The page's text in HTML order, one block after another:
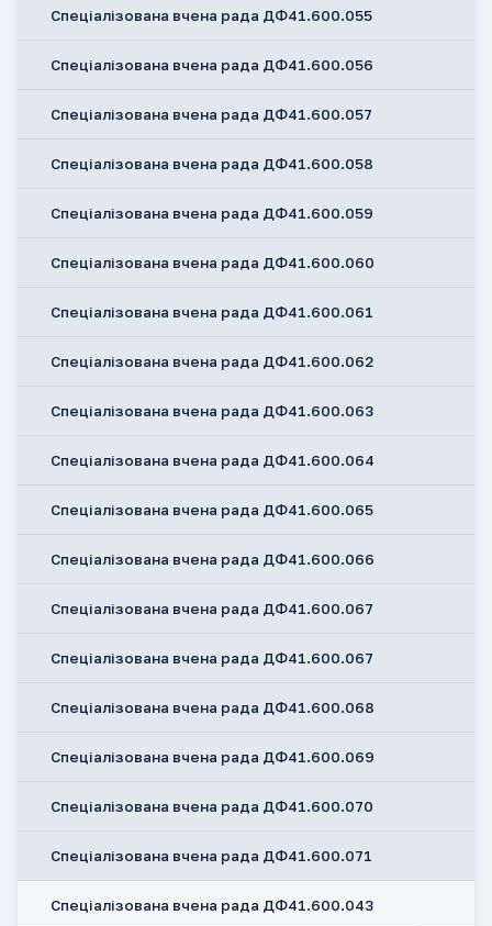
Спеціалізована вчена рада ДФ41.600.055
Спеціалізована вчена рада ДФ41.600.056
Спеціалізована вчена рада ДФ41.600.057
Спеціалізована вчена рада ДФ41.600.058
Спеціалізована вчена рада ДФ41.600.059
Спеціалізована вчена рада ДФ41.600.060
Спеціалізована вчена рада ДФ41.600.061
Спеціалізована вчена рада ДФ41.600.062
Спеціалізована вчена рада ДФ41.600.063
Спеціалізована вчена рада ДФ41.600.064
Спеціалізована вчена рада ДФ41.600.065
Спеціалізована вчена рада ДФ41.600.066
Спеціалізована вчена рада ДФ41.600.067
Спеціалізована вчена рада ДФ41.600.067
Спеціалізована вчена рада ДФ41.600.068
Спеціалізована вчена рада ДФ41.600.069
Спеціалізована вчена рада ДФ41.600.070
Спеціалізована вчена рада ДФ41.600.071
Спеціалізована вчена рада ДФ41.600.043